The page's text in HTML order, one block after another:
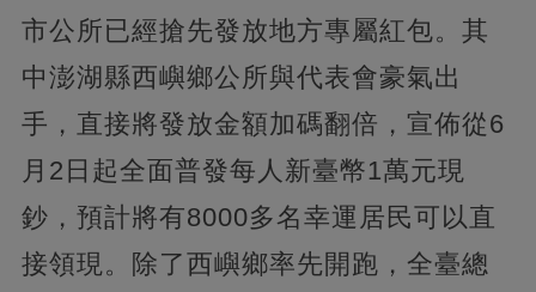
市公所已經搶先發放地方專屬紅包。其
中澎湖縣西嶼鄉公所與代表會豪氣出
手，直接將發放金額加碼翻倍，宣佈從6
月2日起全面普發每人新臺幣1萬元現
鈔，預計將有8000多名幸運居民可以直
接領現。除了西嶼鄉率先開跑，全臺總